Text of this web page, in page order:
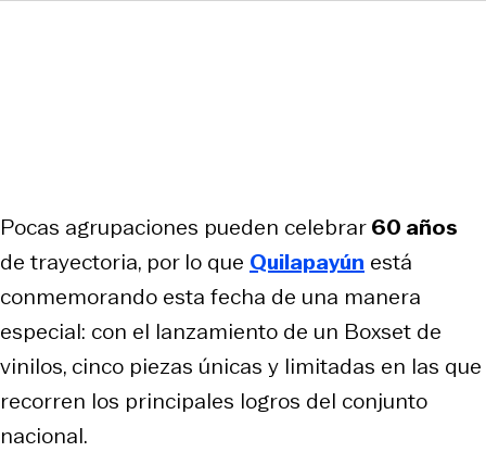
Pocas agrupaciones pueden celebrar60 años
de trayectoria, por lo que Quilapayún está
conmemorando esta fecha de una manera
especial: con el lanzamiento de un Boxset de
vinilos, cinco piezas únicas y limitadas en las que
recorren los principales logros del conjunto
nacional.